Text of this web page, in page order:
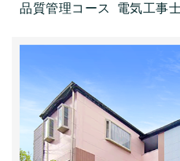
品質管理コース
電気工事